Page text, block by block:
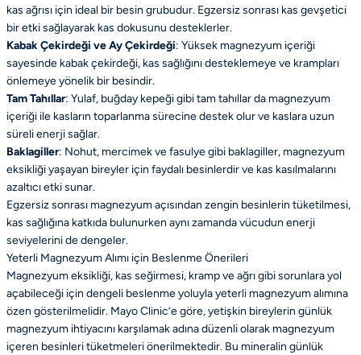
kas ağrısı için ideal bir besin grubudur. Egzersiz sonrası kas gevşetici
bir etki sağlayarak kas dokusunu desteklerler.
Kabak Çekirdeği ve Ay Çekirdeği: Yüksek magnezyum içeriği
sayesinde kabak çekirdeği, kas sağlığını desteklemeye ve krampları
önlemeye yönelik bir besindir.
Tam Tahıllar: Yulaf, buğday kepeği gibi tam tahıllar da magnezyum
içeriği ile kasların toparlanma sürecine destek olur ve kaslara uzun
süreli enerji sağlar.
Baklagiller: Nohut, mercimek ve fasulye gibi baklagiller, magnezyum
eksikliği yaşayan bireyler için faydalı besinlerdir ve kas kasılmalarını
azaltıcı etki sunar.
Egzersiz sonrası magnezyum açısından zengin besinlerin tüketilmesi,
kas sağlığına katkıda bulunurken aynı zamanda vücudun enerji
seviyelerini de dengeler.
Yeterli Magnezyum Alımı için Beslenme Önerileri
Magnezyum eksikliği, kas seğirmesi, kramp ve ağrı gibi sorunlara yol
açabileceği için dengeli beslenme yoluyla yeterli magnezyum alımına
özen gösterilmelidir. Mayo Clinic’e göre, yetişkin bireylerin günlük
magnezyum ihtiyacını karşılamak adına düzenli olarak magnezyum
içeren besinleri tüketmeleri önerilmektedir. Bu mineralin günlük